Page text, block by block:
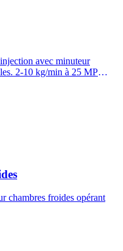
avec minuteur
2-10 kg/min à 25 MPa,
de vides et la coulée
chambres froides opérant